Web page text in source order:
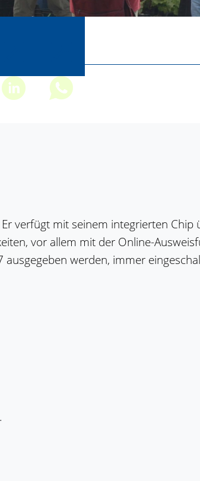
verfügt mit seinem integrierten Chip
vor allem mit der Online-
werden, immer